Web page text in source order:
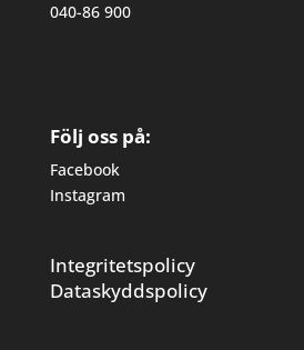
040-86 900
Följ oss på:
Facebook
Instagram
Integritetspolicy
Dataskyddspolicy